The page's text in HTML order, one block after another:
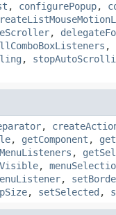
, configurePopup,
,
,
,
,
, getComponent ,
,
,
,
, setSelected ,